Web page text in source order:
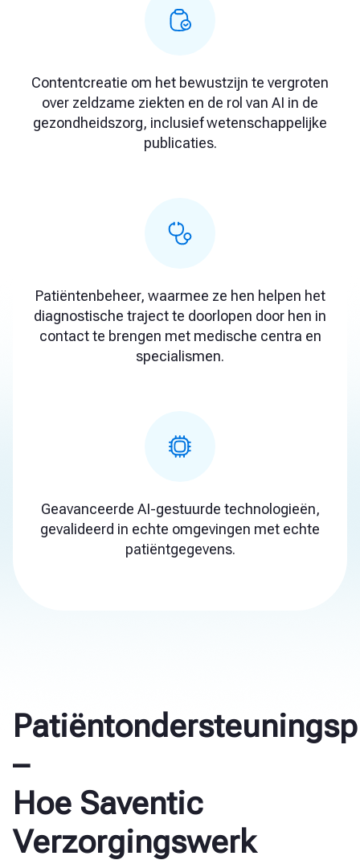
Contentcreatie om het bewustzijn te vergroten
over zeldzame ziekten en de rol van AI in de
gezondheidszorg, inclusief wetenschappelijke
publicaties.
Patiëntenbeheer, waarmee ze hen helpen het
diagnostische traject te doorlopen door hen in
contact te brengen met medische centra en
specialismen.
Geavanceerde AI-gestuurde technologieën,
gevalideerd in echte omgevingen met echte
patiëntgegevens.
–
Hoe Saventic
Verzorgingswerk